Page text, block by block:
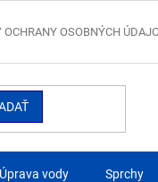
OCHRANY OSOBNÝCH
Úprava vody Sprchy